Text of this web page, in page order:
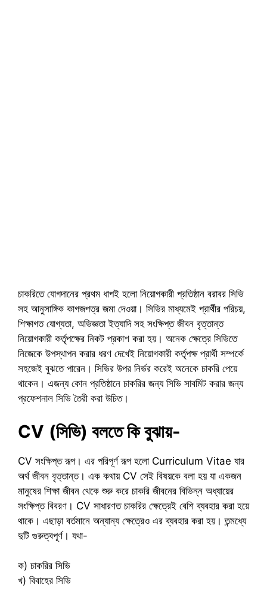
চাকরিতে যোগদানের প্রথম ধাপই হলো নিয়োগকারী প্রতিষ্ঠান বরাবর সিভি
সহ আনুসাঙ্গিক কাগজপত্র জমা দেওয়া। সিভির মাধ্যমেই প্রার্থীর পরিচয়,
শিক্ষাগত যোগ্যতা, অভিজ্ঞতা ইত্যাদি সহ সংক্ষিপ্ত জীবন বৃত্তান্ত
নিয়োগকারী কর্তৃপক্ষের নিকট প্রকাশ করা হয়। অনেক ক্ষেত্রে সিভিতে
নিজেকে উপস্থাপন করার ধরণ দেখেই নিয়োগকারী কর্তৃপক্ষ প্রার্থী সম্পর্কে
সহজেই বুঝতে পারেন। সিভির উপর নির্ভর করেই অনেকে চাকরি পেয়ে
থাকেন। এজন্য কোন প্রতিষ্ঠানে চাকরির জন্য সিভি সাবমিট করার জন্য
প্রফেশনাল সিভি তৈরী করা উচিত।
CV (সিভি) বলতে কি বুঝায়-
CV সংক্ষিপ্ত রূপ। এর পরিপূর্ণ রূপ হলো Curriculum Vitae যার
অর্থ জীবন বৃত্তান্ত। এক কথায় CV সেই বিষয়কে বলা হয় যা একজন
মানুষের শিক্ষা জীবন থেকে শুরু করে চাকরি জীবনের বিভিন্ন অধ্যায়ের
সংক্ষিপ্ত বিবরণ। CV সাধারণত চাকরির ক্ষেত্রেই বেশি ব্যবহার করা হয়ে
থাকে। এছাড়া বর্তমানে অন্যান্য ক্ষেত্রেও এর ব্যবহার করা হয়। তন্মধ্যে
দুটি গুরুত্বপূর্ণ। যথা-
ক) চাকরির সিভি
খ) বিবাহের সিভি